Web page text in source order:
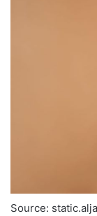
Source: